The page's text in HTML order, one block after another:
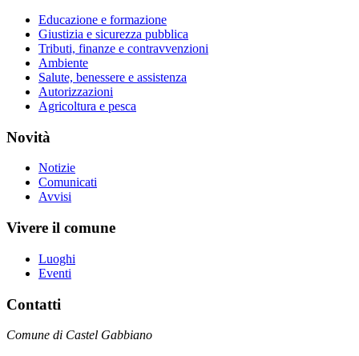
Educazione e formazione
Giustizia e sicurezza pubblica
Tributi, finanze e contravvenzioni
Ambiente
Salute, benessere e assistenza
Autorizzazioni
Agricoltura e pesca
Novità
Notizie
Comunicati
Avvisi
Vivere il comune
Luoghi
Eventi
Contatti
Comune di Castel Gabbiano